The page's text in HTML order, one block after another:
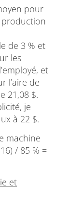
pour
production
de 3 % et
les
et
l’aire de
21,08 $.
je
à 22 $.
machine
/ 85 % =
et